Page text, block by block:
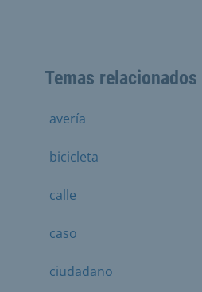
Temas relacionados
avería
bicicleta
calle
caso
ciudadano